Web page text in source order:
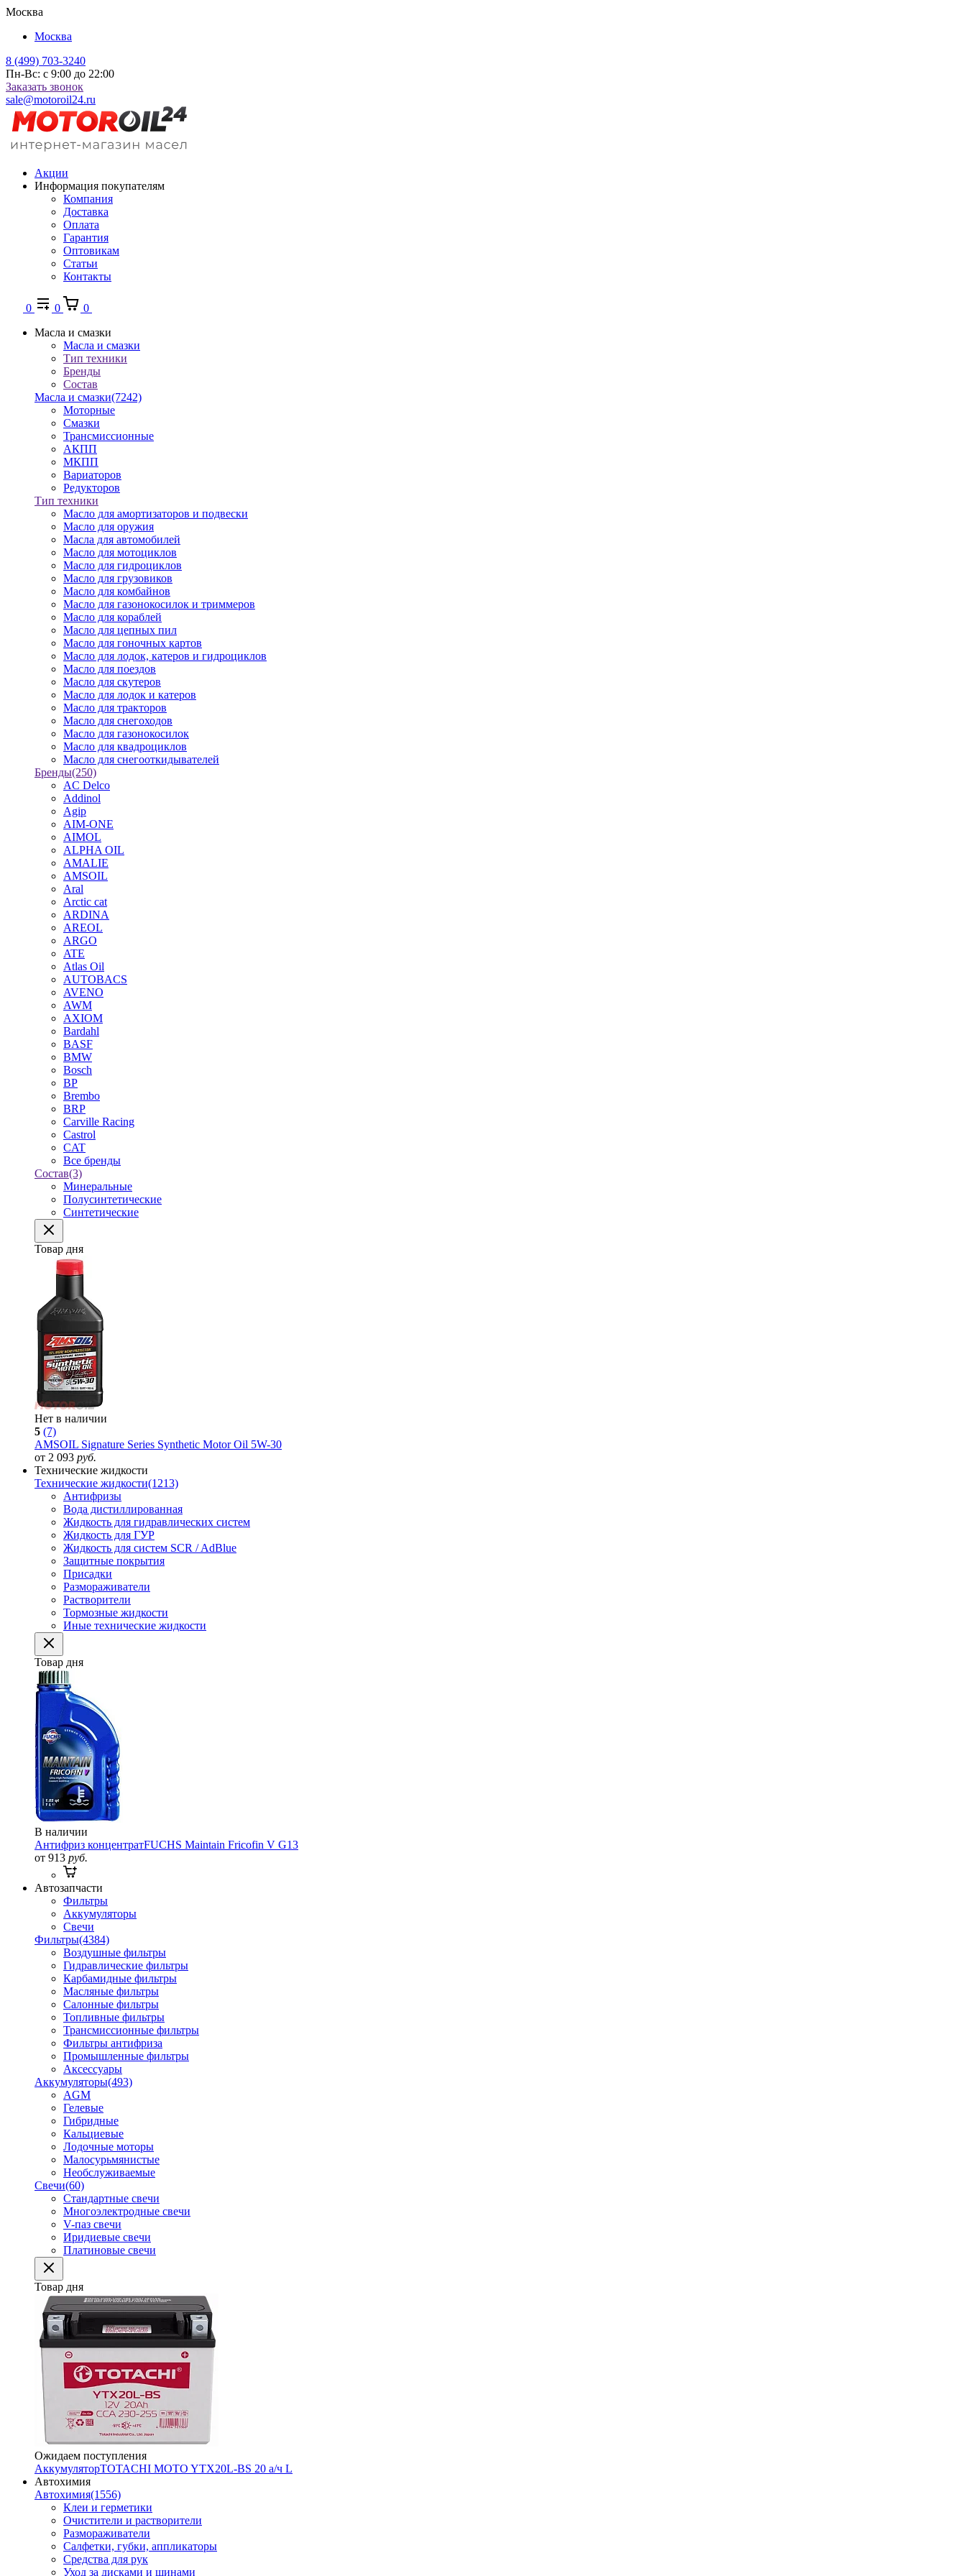
Москва
Москва
8 (499) 703-3240
Пн-Вс: с 9:00 до 22:00
Заказать звонок
sale@motoroil24.ru
Акции
Информация покупателям
Компания
Доставка
Оплата
Гарантия
Оптовикам
Статьи
Контакты
0 0
0
Масла и смазки
Масла и смазки
Тип техники
Бренды
Состав
Масла и смазки(7242)
Моторные
Смазки
Трансмиссионные
АКПП
МКПП
Вариаторов
Редукторов
Тип техники
Масло для амортизаторов и подвески
Масло для оружия
Масла для автомобилей
Масло для мотоциклов
Масло для гидроциклов
Масло для грузовиков
Масло для комбайнов
Масло для газонокосилок и триммеров
Масло для кораблей
Масло для цепных пил
Масло для гоночных картов
Масло для лодок, катеров и гидроциклов
Масло для поездов
Масло для скутеров
Масло для лодок и катеров
Масло для тракторов
Масло для снегоходов
Масло для газонокосилок
Масло для квадроциклов
Масло для снегооткидывателей
Бренды(250)
AC Delco
Addinol
Agip
AIM-ONE
AIMOL
ALPHA OIL
AMALIE
AMSOIL
Aral
Arctic cat
ARDINA
AREOL
ARGO
ATE
Atlas Oil
AUTOBACS
AVENO
AWM
AXIOM
Bardahl
BASF
BMW
Bosch
BP
Brembo
BRP
Carville Racing
Castrol
CAT
Все бренды
Состав(3)
Минеральные
Полусинтетические
Синтетические
Товар дня
Нет в наличии
5 (7)
AMSOIL Signature Series Synthetic Motor Oil 5W-30
от 2 093 руб.
Технические жидкости
Технические жидкости(1213)
Антифризы
Вода дистиллированная
Жидкость для гидравлических систем
Жидкость для ГУР
Жидкость для систем SCR / AdBlue
Защитные покрытия
Присадки
Размораживатели
Растворители
Тормозные жидкости
Иные технические жидкости
Товар дня
В наличии
Антифриз концентратFUCHS Maintain Fricofin V G13
от 913 руб.
Автозапчасти
Фильтры
Аккумуляторы
Свечи
Фильтры(4384)
Воздушные фильтры
Гидравлические фильтры
Карбамидные фильтры
Масляные фильтры
Салонные фильтры
Топливные фильтры
Трансмиссионные фильтры
Фильтры антифриза
Промышленные фильтры
Аксессуары
Аккумуляторы(493)
AGM
Гелевые
Гибридные
Кальциевые
Лодочные моторы
Малосурьмянистые
Необслуживаемые
Свечи(60)
Стандартные свечи
Многоэлектродные свечи
V-паз свечи
Иридиевые свечи
Платиновые свечи
Товар дня
Ожидаем поступления
АккумуляторTOTACHI MOTO YTX20L-BS 20 а/ч L
Автохимия
Автохимия(1556)
Клеи и герметики
Очистители и растворители
Размораживатели
Салфетки, губки, аппликаторы
Средства для рук
Уход за дисками и шинами